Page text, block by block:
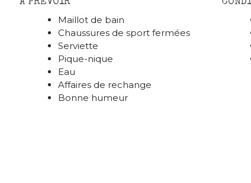
À PRÉVOIR
Maillot de bain
Chaussures de sport fermées
Serviette
Pique-nique
Eau
Affaires de rechange
Bonne humeur